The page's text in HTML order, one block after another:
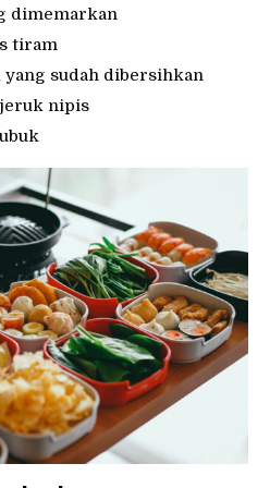
dimemarkan
tiram
sudah dibersihkan
nipis